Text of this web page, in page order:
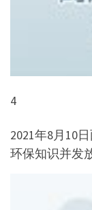
4
2021年8月10
环保知识并发